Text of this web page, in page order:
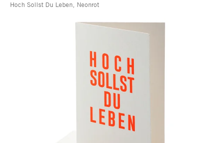
Hoch Sollst Du Leben, Neonrot